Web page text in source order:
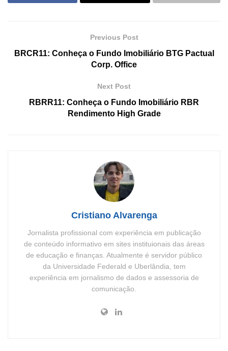
Previous Post
BRCR11: Conheça o Fundo Imobiliário BTG Pactual
Corp. Office
Next Post
RBRR11: Conheça o Fundo Imobiliário RBR
Rendimento High Grade
Cristiano Alvarenga
Jornalista profissional com experiência em publicação
de conteúdo informativo em sites instituionais das áreas
de educação e finanças. Atualmente é servidor público
da Universidade Federald e Uberlândia, tem
experiência em jornalismo de dados e assessoria de
comunicação.